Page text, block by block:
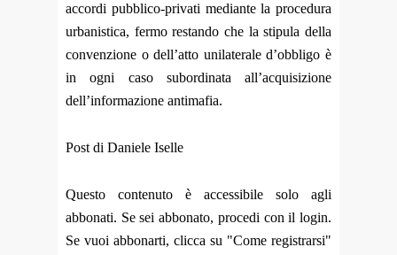
accordi pubblico-privati mediante la procedura
urbanistica, fermo restando che la stipula della
convenzione o dell’atto unilaterale d’obbligo è
in ogni caso subordinata all’acquisizione
dell’informazione antimafia.
Post di Daniele Iselle
Questo contenuto è accessibile solo agli
abbonati. Se sei abbonato, procedi con il login.
Se vuoi abbonarti, clicca su "Come registrarsi"